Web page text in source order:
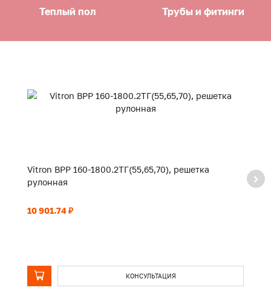
Теплый пол Трубы и фитинги
Vitron ВРР 160-1800.2ТГ(55,65,70), решетка
рулонная
10 901.74 ₽
КОНСУЛЬТАЦИЯ